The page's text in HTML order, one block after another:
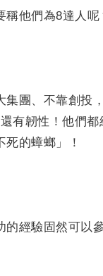
稱他們為8達人呢
集團、不靠創投
有韌性！他們
的蟑螂」！
的經驗固然可以